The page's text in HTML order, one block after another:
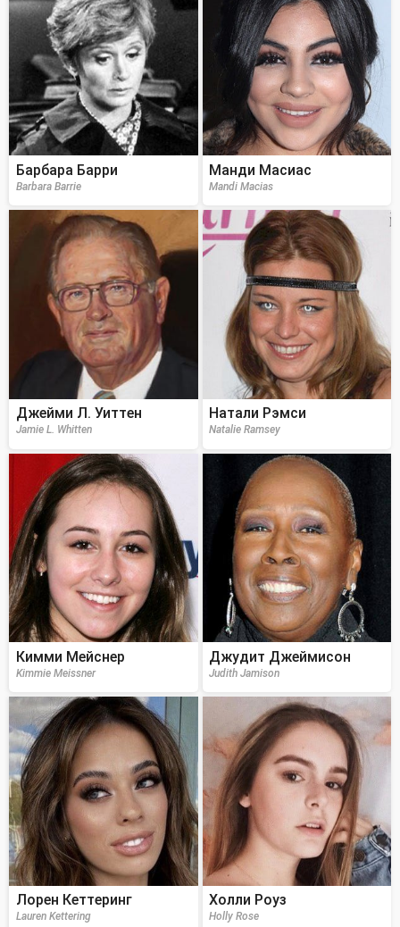
Барбара Барри
Barbara Barrie
Манди Масиас
Mandi Macias
Джейми Л. Уиттен
Jamie L. Whitten
Натали Рэмси
Natalie Ramsey
Кимми Мейснер
Kimmie Meissner
Джудит Джеймисон
Judith Jamison
Лорен Кеттеринг
Lauren Kettering
Холли Роуз
Holly Rose